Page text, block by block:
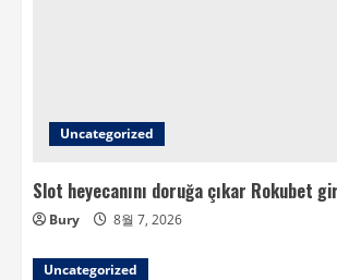
Uncategorized
Slot heyecanını doruğa çıkar Rokubet
Bury 8월 7, 2026
Uncategorized